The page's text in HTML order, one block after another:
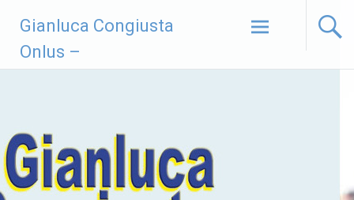
contenuto
Gianluca Congiusta
Onlus –